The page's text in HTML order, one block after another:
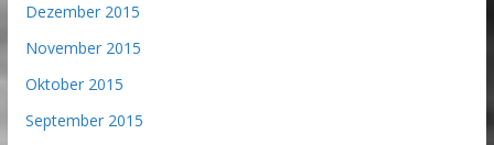
Dezember 2015
November 2015
Oktober 2015
September 2015